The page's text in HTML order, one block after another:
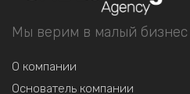
Мы верим в малый бизнес
О компании
Основатель компании